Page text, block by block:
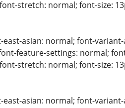
stretch: normal; font-size:
asian: normal; font-
feature-settings: normal;
stretch: normal; font-size:
asian: normal; font-